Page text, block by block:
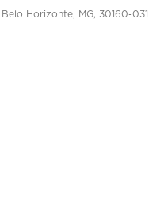
Horizonte, MG, 30160-031